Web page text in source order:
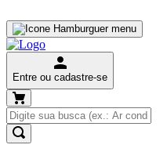
Entre ou cadastre-se